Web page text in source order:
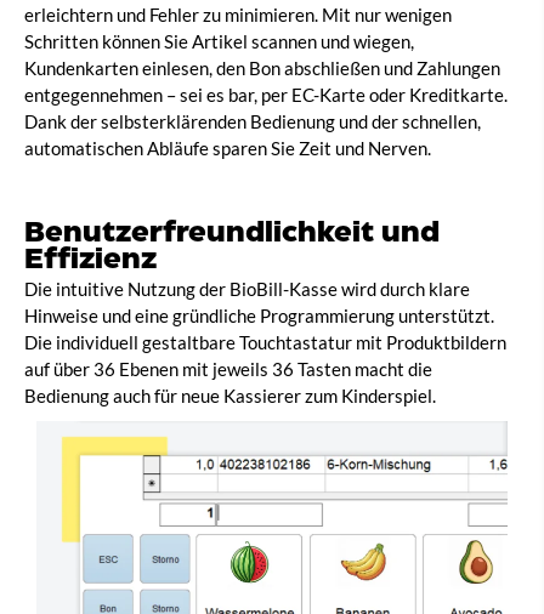
erleichtern und Fehler zu minimieren. Mit nur wenigen
Schritten können Sie Artikel scannen und wiegen,
Kundenkarten einlesen, den Bon abschließen und Zahlungen
entgegennehmen – sei es bar, per EC-Karte oder Kreditkarte.
Dank der selbsterklärenden Bedienung und der schnellen,
automatischen Abläufe sparen Sie Zeit und Nerven.
Benutzerfreundlichkeit und
Effizienz
Die intuitive Nutzung der BioBill-Kasse wird durch klare
Hinweise und eine gründliche Programmierung unterstützt.
Die individuell gestaltbare Touchtastatur mit Produktbildern
auf über 36 Ebenen mit jeweils 36 Tasten macht die
Bedienung auch für neue Kassierer zum Kinderspiel.